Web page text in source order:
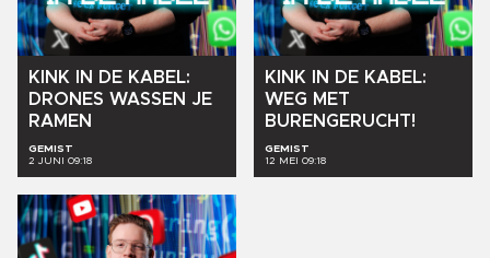
KINK IN DE KABEL:
DRONES WASSEN JE
RAMEN
GEMIST
2 JUNI 09:18
KINK IN DE KABEL:
WEG MET
BURENGERUCHT!
GEMIST
12 MEI 09:18